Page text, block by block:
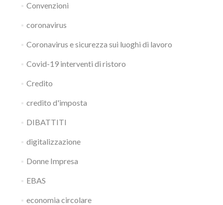
Convenzioni
coronavirus
Coronavirus e sicurezza sui luoghi di lavoro
Covid-19 interventi di ristoro
Credito
credito d'imposta
DIBATTITI
digitalizzazione
Donne Impresa
EBAS
economia circolare